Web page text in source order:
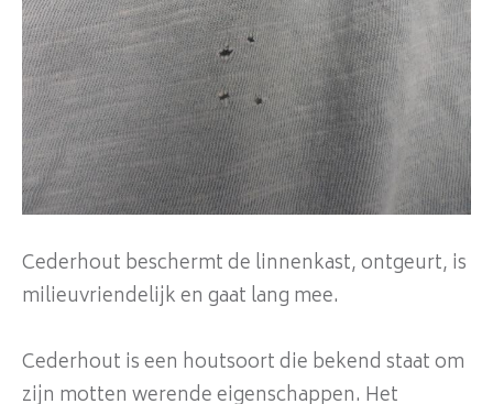
Cederhout beschermt de linnenkast, ontgeurt, is
milieuvriendelijk en gaat lang mee.
Cederhout is een houtsoort die bekend staat om
zijn motten werende eigenschappen. Het